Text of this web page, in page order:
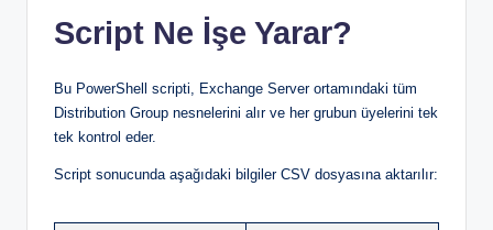
Script Ne İşe Yarar?
Bu PowerShell scripti, Exchange Server ortamındaki tüm
Distribution Group nesnelerini alır ve her grubun üyelerini tek
tek kontrol eder.
Script sonucunda aşağıdaki bilgiler CSV dosyasına aktarılır: